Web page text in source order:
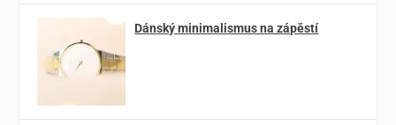
Dánský minimalismus na zápěstí